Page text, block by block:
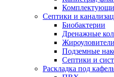
Септики и
Биобактерии
Дренажные
Жироуловители
Подземные
Септики и
Раскладка под